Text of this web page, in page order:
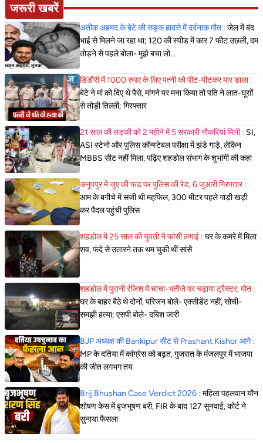
जरूरी खबरें
अतीक अहमद के बेटे की सड़क हादसे में दर्दनाक मौत : जेल में बंद
भाई से मिलने जा रहा था; 120 की स्पीड में कार 7 फीट उछली, दम
तोड़ने से पहले बोला- मुझे बचा लो...
डिंडौरी में 1000 रुपए के लिए पत्नी को पीट-पीटकर मार डाला :
बेटे ने मां को दिए थे पैसे, मांगने पर मना किया तो पति ने लात-घूसों
से तोड़ी तिल्ली; गिरफ्तार
21 साल की लड़की को 2 महीने में 5 सरकारी नौकरियां मिली : SI,
ASI स्टेनो और पुलिस कॉन्स्टेबल परीक्षा में झंडे गाड़े, लेकिन
MBBS सीट नहीं मिला, पढ़िए शहडोल संभाग के शुभांगी की कहा
अनूपपुर में जुए की फड़ पर पुलिस की रेड, 6 जुआरी गिरफ्तार :
आम के बगीचे में सजी थी महफिल, 300 मीटर पहले गाड़ी खड़ी
कर पैदल पहुंची पुलिस
शहडोल में 25 साल की युवती ने फांसी लगाई : घर के कमरे में मिला
शव, फंदे से उतारने तक थम चुकी थीं सांसें
शहडोल में पुरानी रंजिश में चाचा-भतीजे पर चढ़ाया ट्रैक्टर, मौत :
घर के बाहर बैठे थे दोनों, परिजन बोले- एक्सीडेंट नहीं, सोची-
समझी हत्या; एसपी बोले- दबिश जारी
BJP अध्यक्ष की Bankipur सीट से Prashant Kishor आगे :
MP के दतिया में कांग्रेस को बढ़त, गुजरात के मंजलपुर में भाजपा
की जीत लगभग तय
Brij Bhushan Case Verdict 2026 : महिला पहलवान यौन
शोषण केस में बृजभूषण बरी, FIR के बाद 127 सुनवाई, कोर्ट ने
सुनाया फैसला